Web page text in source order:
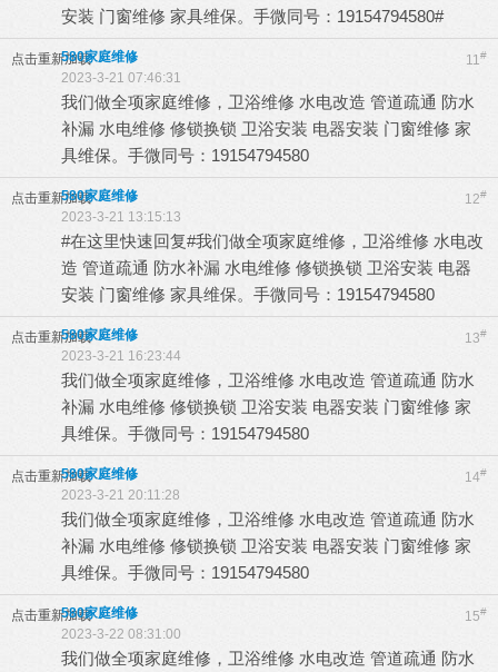
安装 门窗维修 家具维保。手微同号：19154794580#
点击重新加载 11#
580家庭维修
2023-3-21 07:46:31
我们做全项家庭维修，卫浴维修 水电改造 管道疏通 防水
补漏 水电维修 修锁换锁 卫浴安装 电器安装 门窗维修 家
具维保。手微同号：19154794580
点击重新加载 12#
580家庭维修
2023-3-21 13:15:13
#在这里快速回复#我们做全项家庭维修，卫浴维修 水电改
造 管道疏通 防水补漏 水电维修 修锁换锁 卫浴安装 电器
安装 门窗维修 家具维保。手微同号：19154794580
点击重新加载 13#
580家庭维修
2023-3-21 16:23:44
我们做全项家庭维修，卫浴维修 水电改造 管道疏通 防水
补漏 水电维修 修锁换锁 卫浴安装 电器安装 门窗维修 家
具维保。手微同号：19154794580
点击重新加载 14#
580家庭维修
2023-3-21 20:11:28
我们做全项家庭维修，卫浴维修 水电改造 管道疏通 防水
补漏 水电维修 修锁换锁 卫浴安装 电器安装 门窗维修 家
具维保。手微同号：19154794580
点击重新加载 15#
580家庭维修
2023-3-22 08:31:00
我们做全项家庭维修，卫浴维修 水电改造 管道疏通 防水